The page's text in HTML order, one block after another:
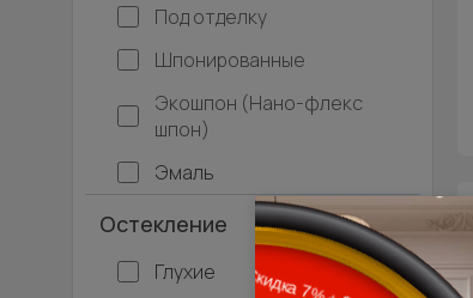
Под отделку
Шпонированные
Экошпон (Нано-флекс
шпон)
Эмаль
Остекление
Глухие